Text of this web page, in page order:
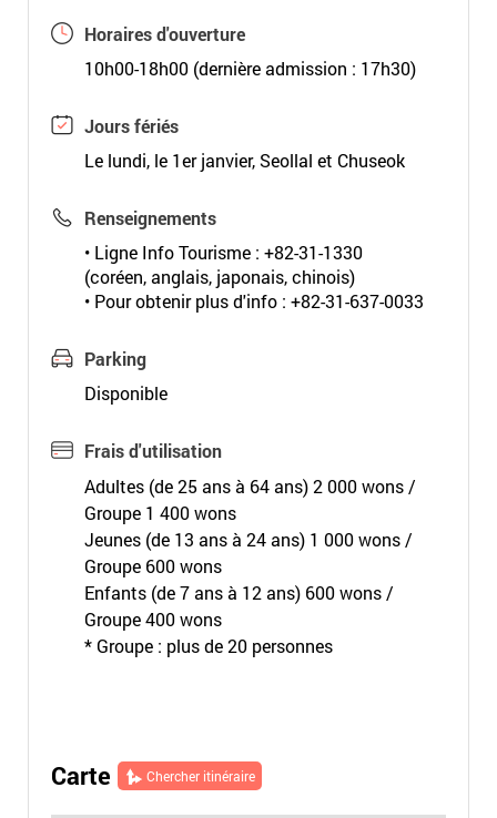
Horaires d'ouverture
10h00-18h00 (dernière admission : 17h30)
Jours fériés
Le lundi, le 1er janvier, Seollal et Chuseok
Renseignements
• Ligne Info Tourisme : +82-31-1330
(coréen, anglais, japonais, chinois)
• Pour obtenir plus d'info : +82-31-637-0033
Parking
Disponible
Frais d'utilisation
Adultes (de 25 ans à 64 ans) 2 000 wons /
Groupe 1 400 wons
Jeunes (de 13 ans à 24 ans) 1 000 wons /
Groupe 600 wons
Enfants (de 7 ans à 12 ans) 600 wons /
Groupe 400 wons
* Groupe : plus de 20 personnes
Carte Chercher itinéraire